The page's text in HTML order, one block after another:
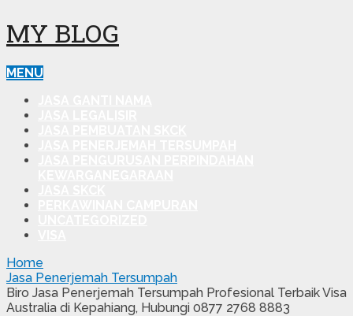
MY BLOG
MENU
Home
Jasa Penerjemah Tersumpah
Biro Jasa Penerjemah Tersumpah Profesional Terbaik Visa
Australia di Kepahiang, Hubungi 0877 2768 8883